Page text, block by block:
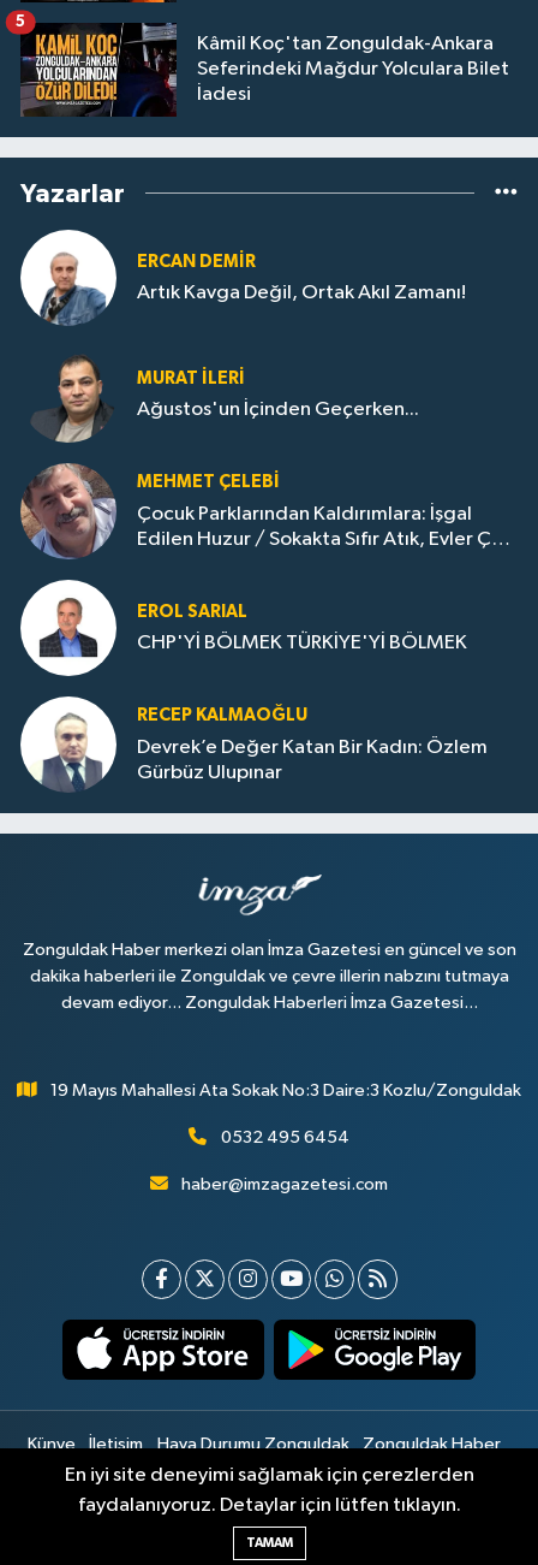
Kâmil Koç'tan Zonguldak-Ankara
Seferindeki Mağdur Yolculara Bilet
İadesi
5
Yazarlar
ERCAN DEMIR
Artık Kavga Değil, Ortak Akıl Zamanı!
MURAT İLERI
Ağustos'un İçinden Geçerken...
MEHMET ÇELEBI
Çocuk Parklarından Kaldırımlara: İşgal
Edilen Huzur / Sokakta Sıfır Atık, Evler Çöp
EROL SARIAL
CHP'Yİ BÖLMEK TÜRKİYE'Yİ BÖLMEK
RECEP KALMAOĞLU
Devrek’e Değer Katan Bir Kadın: Özlem
Gürbüz Ulupınar
Zonguldak Haber merkezi olan İmza Gazetesi en güncel ve son
dakika haberleri ile Zonguldak ve çevre illerin nabzını tutmaya
devam ediyor... Zonguldak Haberleri İmza Gazetesi...
19 Mayıs Mahallesi Ata Sokak No:3 Daire:3 Kozlu/Zonguldak
0532 495 6454
haber@imzagazetesi.com
Künye İletişim Hava Durumu Zonguldak
Zonguldak Haber
Gizlilik Sözleşmesi
Hizmet Şartları Sitemap
Haber Yazılımı:
En iyi site deneyimi sağlamak için çerezlerden
faydalanıyoruz. Detaylar için lütfen tıklayın.
TAMAM